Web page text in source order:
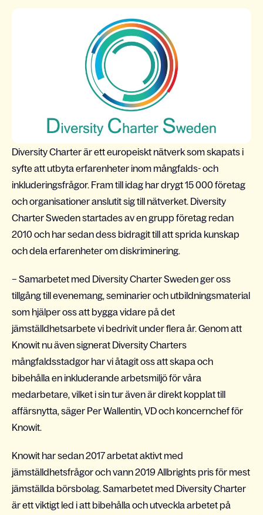
Diversity Charter är ett europeiskt nätverk som skapats i
syfte att utbyta erfarenheter inom mångfalds- och
inkluderingsfrågor. Fram till idag har drygt 15 000 företag
och organisationer anslutit sig till nätverket. Diversity
Charter Sweden startades av en grupp företag redan
2010 och har sedan dess bidragit till att sprida kunskap
och dela erfarenheter om diskriminering.
– Samarbetet med Diversity Charter Sweden ger oss
tillgång till evenemang, seminarier och utbildningsmaterial
som hjälper oss att bygga vidare på det
jämställdhetsarbete vi bedrivit under flera år. Genom att
Knowit nu även signerat Diversity Charters
mångfaldsstadgor har vi åtagit oss att skapa och
bibehålla en inkluderande arbetsmiljö för våra
medarbetare, vilket i sin tur även är direkt kopplat till
affärsnytta, säger Per Wallentin, VD och koncernchef för
Knowit.
Knowit har sedan 2017 arbetat aktivt med
jämställdhetsfrågor och vann 2019 Allbrights pris för mest
jämställda börsbolag. Samarbetet med Diversity Charter
är ett viktigt led i att bibehålla och utveckla arbetet på